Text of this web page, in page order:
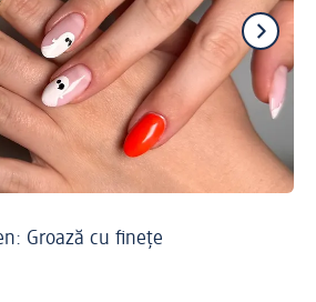
Groază cu finețe